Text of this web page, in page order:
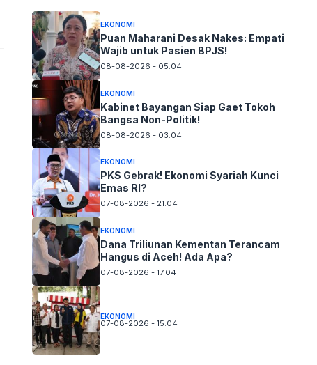
EKONOMI
Puan Maharani Desak Nakes: Empati
Wajib untuk Pasien BPJS!
08-08-2026 - 05.04
EKONOMI
Kabinet Bayangan Siap Gaet Tokoh
Bangsa Non-Politik!
08-08-2026 - 03.04
EKONOMI
PKS Gebrak! Ekonomi Syariah Kunci
Emas RI?
07-08-2026 - 21.04
EKONOMI
Dana Triliunan Kementan Terancam
Hangus di Aceh! Ada Apa?
07-08-2026 - 17.04
EKONOMI
07-08-2026 - 15.04